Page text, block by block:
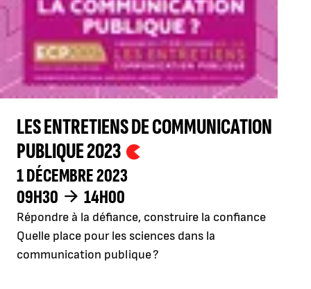
LES ENTRETIENS DE COMMUNICATION
PUBLIQUE 2023
1 DÉCEMBRE 2023
09H30
14H00
Répondre à la défiance, construire la confiance
Quelle place pour les sciences dans la
communication publique ?